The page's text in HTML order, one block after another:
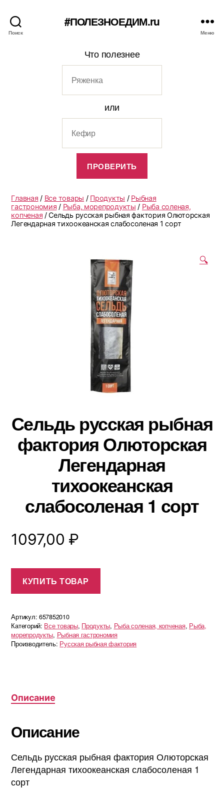
Поиск
#ПОЛЕЗНОЕДИМ.ru
Меню
Что полезнее
или
Главная / Все товары / Продукты / Рыбная
гастрономия / Рыба, морепродукты / Рыба соленая,
копченая / Сельдь русская рыбная фактория Олюторская
Легендарная тихоокеанская слабосоленая 1 сорт
🔍
Сельдь русская рыбная
фактория Олюторская
Легендарная
тихоокеанская
слабосоленая 1 сорт
1097,00 ₽
КУПИТЬ ТОВАР
Артикул: 657852010
Категорий: Все товары, Продукты, Рыба соленая, копченая, Рыба,
морепродукты, Рыбная гастрономия
Производитель: Русская рыбная фактория
Описание
Описание
Сельдь русская рыбная фактория Олюторская
Легендарная тихоокеанская слабосоленая 1
сорт